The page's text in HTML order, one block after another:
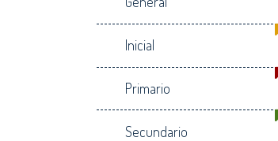
Inicial
Primario
Secundario